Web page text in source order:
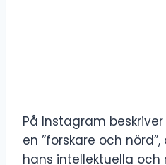
På Instagram
en ”forskare och
hans intellektuella och